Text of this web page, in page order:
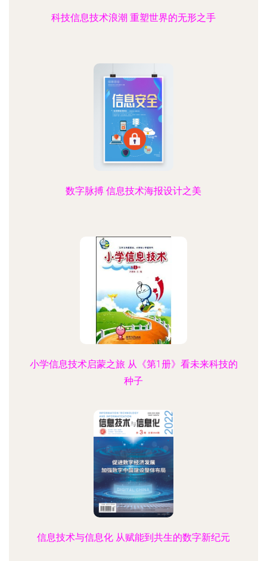
科技信息技术浪潮 重塑世界的无形之手
数字脉搏 信息技术海报设计之美
小学信息技术启蒙之旅 从《第1册》看未来科技的
种子
信息技术与信息化 从赋能到共生的数字新纪元